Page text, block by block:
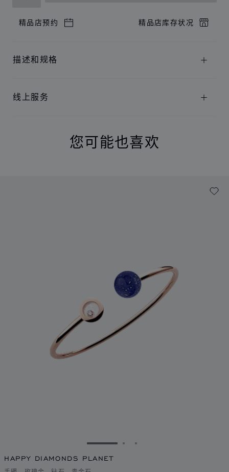
精品店预约 精品店库存状况
描述和规格
线上服务
您可能也喜欢
转到幻灯片 1转到幻灯片 2
转到幻灯片 3
HAPPY DIAMONDS PLANET